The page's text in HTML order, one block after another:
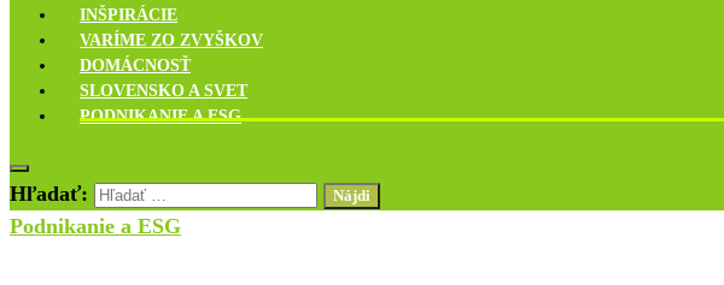
INŠPIRÁCIE
VARÍME ZO ZVYŠKOV
DOMÁCNOSŤ
SLOVENSKO A SVET
PODNIKANIE A ESG
Hľadať:
Podnikanie a ESG